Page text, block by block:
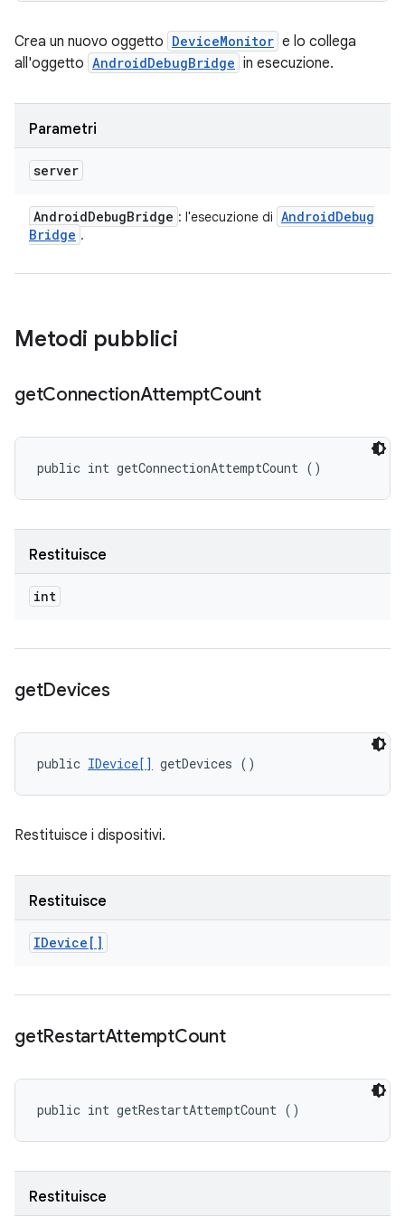
Crea un nuovo oggetto DeviceMonitor e lo collega
all'oggetto AndroidDebugBridge in esecuzione.
Parametri
server
AndroidDebugBridge : l'esecuzione di AndroidDebug
Bridge .
Metodi pubblici
getConnectionAttemptCount
public int getConnectionAttemptCount ()
Restituisce
int
getDevices
public IDevice[] getDevices ()
Restituisce i dispositivi.
Restituisce
IDevice[]
getRestartAttemptCount
public int getRestartAttemptCount ()
Restituisce